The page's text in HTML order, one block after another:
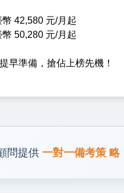
42,580 元/月起
50,280 元/月起
早準備，搶佔上榜先機！
問提供 一對一備考策 略